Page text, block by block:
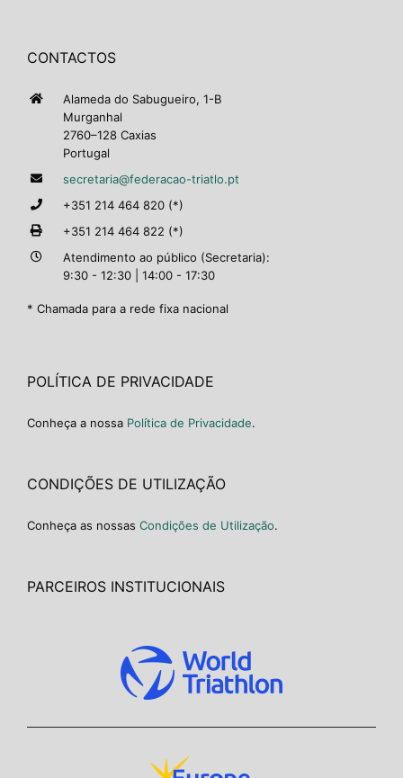
CONTACTOS
Alameda do Sabugueiro, 1-B
Murganhal
2760–128 Caxias
Portugal
secretaria@federacao-triatlo.pt
+351 214 464 820 (*)
+351 214 464 822 (*)
Atendimento ao público (Secretaria):
9:30 - 12:30 | 14:00 - 17:30
* Chamada para a rede fixa nacional
POLÍTICA DE PRIVACIDADE
Conheça a nossa Política de Privacidade.
CONDIÇÕES DE UTILIZAÇÃO
Conheça as nossas Condições de Utilização.
PARCEIROS INSTITUCIONAIS